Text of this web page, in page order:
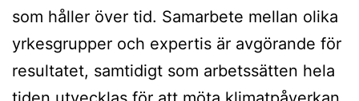
som håller över tid. Samarbete mellan olika
yrkesgrupper och expertis är avgörande för
resultatet, samtidigt som arbetssätten hela